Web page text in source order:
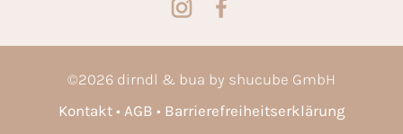
©2026 dirndl & bua by shucube GmbH
Kontakt
AGB
Barrierefreiheitserklärung